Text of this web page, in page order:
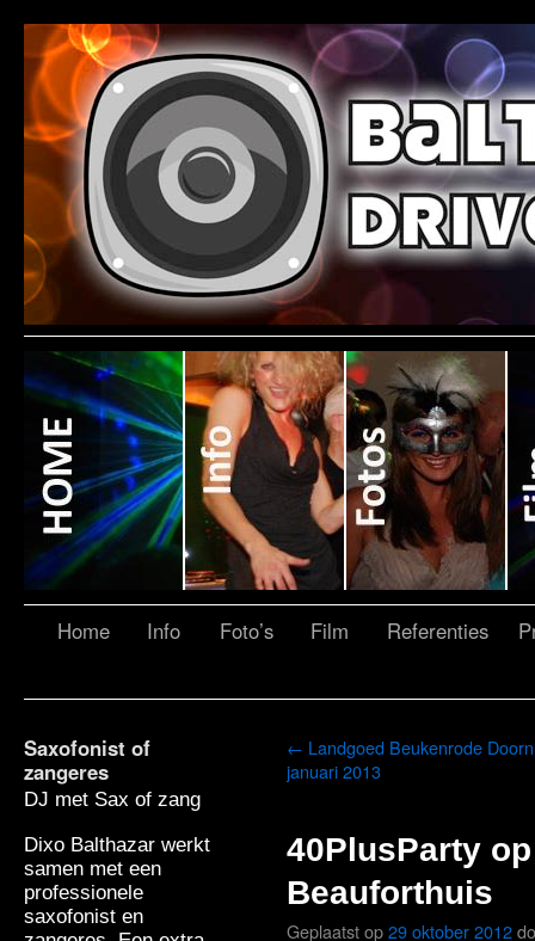
Home Info Foto’s Film Referenties
Saxofonist of
zangeres
DJ met Sax of zang
Dixo Balthazar werkt
samen met een
professionele
saxofonist en
← Landgoed Beukenrode
januari 2013
40PlusParty
Beauforthuis
Geplaatst op29 oktober 2012